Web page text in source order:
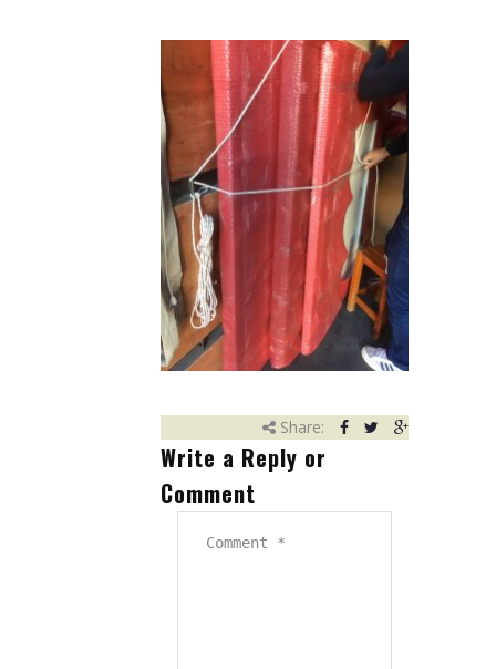
Hizmet Bölgelerimiz
Çalışmalarımızdan Kareler
Share:
Write a Reply or
Comment